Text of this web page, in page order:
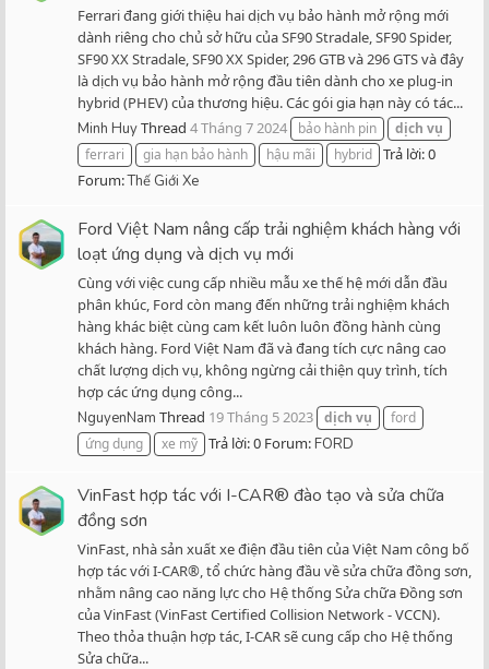
Ferrari đang giới thiệu hai dịch vụ bảo hành mở rộng mới
dành riêng cho chủ sở hữu của SF90 Stradale, SF90 Spider,
SF90 XX Stradale, SF90 XX Spider, 296 GTB và 296 GTS và đây
là dịch vụ bảo hành mở rộng đầu tiên dành cho xe plug-in
hybrid (PHEV) của thương hiệu. Các gói gia hạn này có tác...
Minh HuyThread 4 Tháng 7 2024 bảo hành pin dịch vụ
ferrari
gia hạn bảo hành hậu mãi hybrid Trả lời: 0
Forum:Thế Giới Xe
Ford Việt Nam nâng cấp trải nghiệm khách hàng với
loạt ứng dụng và dịch vụ mới
Cùng với việc cung cấp nhiều mẫu xe thế hệ mới dẫn đầu
phân khúc, Ford còn mang đến những trải nghiệm khách
hàng khác biệt cùng cam kết luôn luôn đồng hành cùng
khách hàng. Ford Việt Nam đã và đang tích cực nâng cao
chất lượng dịch vụ, không ngừng cải thiện quy trình, tích
hợp các ứng dụng công...
NguyenNam Thread 19 Tháng 5 2023 dịch vụ
ford
ứng dụng
xe mỹ Trả lời: 0 Forum:FORD
VinFast hợp tác với I-CAR® đào tạo và sửa chữa
đồng sơn
VinFast, nhà sản xuất xe điện đầu tiên của Việt Nam công bố
hợp tác với I-CAR®, tổ chức hàng đầu về sửa chữa đồng sơn,
nhằm nâng cao năng lực cho Hệ thống Sửa chữa Đồng sơn
của VinFast (VinFast Certified Collision Network - VCCN).
Theo thỏa thuận hợp tác, I-CAR sẽ cung cấp cho Hệ thống
Sửa chữa...